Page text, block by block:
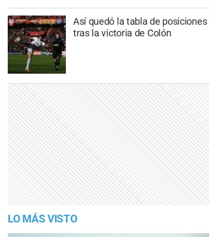
Así quedó la tabla de posiciones
tras la victoria de Colón
LO MÁS VISTO